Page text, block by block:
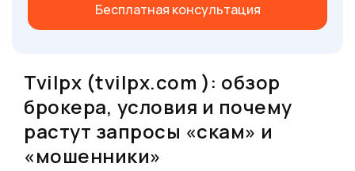
Бесплатная консультация
Tvilpx (tvilpx.com ): обзор
брокера, условия и почему
растут запросы «скам» и
«мошенники»